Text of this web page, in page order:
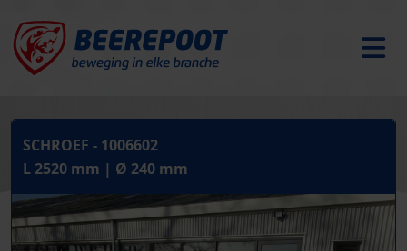
SCHROEF - 1006602
L 2520 mm | Ø 240 mm